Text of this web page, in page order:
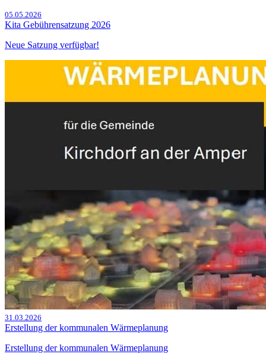
05.05.2026
Kita Gebührensatzung 2026
Neue Satzung verfügbar!
31.03.2026
Erstellung der kommunalen Wärmeplanung
Erstellung der kommunalen Wärmeplanung